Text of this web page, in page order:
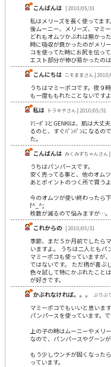
こんばんは | 2010/05/31
私はメリーズを長く使ってま
後ムーニー、メリーズ、マミ
どれもオムツかぶれは無かっ
時に吸収が良かったのがメリ
コを使ってた時にお尻を伝っ
エスト部分が伸び易かったの
こんにちは ニモままさん |
うちはマミーポコです。夜９
も一度ももれたことないですよ
私は トラキチさん | 2010/05/31
ﾏﾐｰﾎﾟｺとGENKIは、肌は大丈
るのと、すぐﾊﾟﾝﾊﾟﾝになるの
た。
こんばんは みくみずちゃんさん
うちはパンパースです。
安く売ってる事と、他のオム
あとポイントのつく所で買うよ
今のオムツが使い終わったら
f^_^;
枚数が減るので悩みますが…。
これからの | 2010/05/31
季節、まだ５か月前でしたら
いますよ。 うちは二人ともパ
マミーポコも使っていますが
ではないです。 ただ柄が喜ぶ
色々試して特にかぶれたこと
が好きです。
かぶれなければ。。。
ぶりぶ
マミーポコでもいいと思いま
パンパースを使っています。
上の子の時はムーニーやメリ
なので、パンパースやグーン
もう少しウンチが固くなった
っています。